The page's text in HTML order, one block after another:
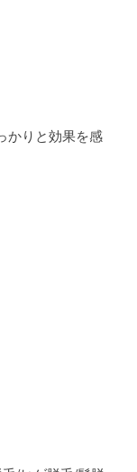
かりと効果を感